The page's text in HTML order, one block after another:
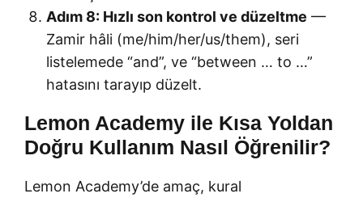
Adım 8: Hızlı son kontrol ve düzeltme —
Zamir hâli (me/him/her/us/them), seri
listelemede “and”, ve “between … to …”
hatasını tarayıp düzelt.
Lemon Academy ile Kısa Yoldan
Doğru Kullanım Nasıl Öğrenilir?
Lemon Academy’de amaç, kural